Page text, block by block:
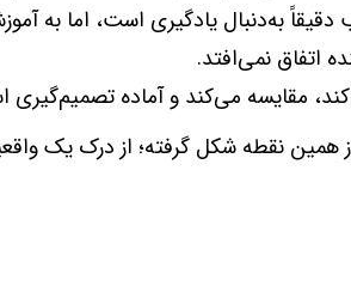
به‌دنبال یادگیری است، اما به
اتفاق نمی‌افتد.
مقایسه می‌کند و آماده تصمیم‌گیری
همین نقطه شکل گرفته؛ از درک یک